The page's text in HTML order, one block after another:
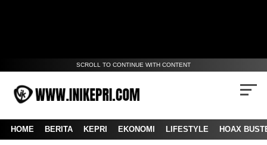
SCROLL TO CONTINUE WITH CONTENT
HOME BERITA KEPRI EKONOMI LIFESTYLE HOAX